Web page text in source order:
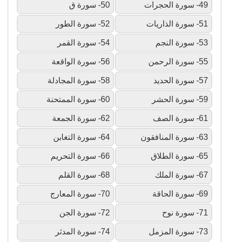
49- سورة الحجرات 50- سورة ق
51- سورة الذاريات 52- سورة الطور
53- سورة النجم 54- سورة القمر
55- سورة الرحمن 56- سورة الواقعة
57- سورة الحديد 58- سورة المجادلة
59- سورة الحشر 60- سورة الممتحنة
61- سورة الصف 62- سورة الجمعة
63- سورة المنافقون 64- سورة التغابن
65- سورة الطلاق 66- سورة التحريم
67- سورة الملك 68- سورة القلم
69- سورة الحاقة 70- سورة المعارج
71- سورة نوح 72- سورة الجن
73- سورة المزمل 74- سورة المدثر